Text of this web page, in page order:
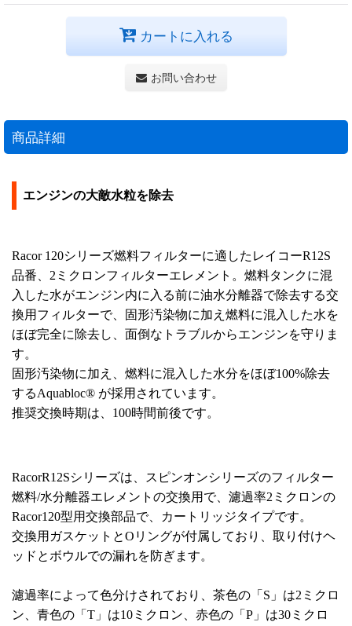
カートに入れる
お問い合わせ
商品詳細
エンジンの大敵水粒を除去
Racor 120シリーズ燃料フィルターに適したレイコーR12S
品番、2ミクロンフィルターエレメント。燃料タンクに混
入した水がエンジン内に入る前に油水分離器で除去する交
換用フィルターで、固形汚染物に加え燃料に混入した水を
ほぼ完全に除去し、面倒なトラブルからエンジンを守りま
す。
固形汚染物に加え、燃料に混入した水分をほぼ100%除去
するAquabloc® が採用されています。
推奨交換時期は、100時間前後です。
RacorR12Sシリーズは、スピンオンシリーズのフィルター
燃料/水分離器エレメントの交換用で、濾過率2ミクロンの
Racor120型用交換部品で、カートリッジタイプです。
交換用ガスケットとOリングが付属しており、取り付けヘ
ッドとボウルでの漏れを防ぎます。
濾過率によって色分けされており、茶色の「S」は2ミクロ
ン、青色の「T」は10ミクロン、赤色の「P」は30ミクロ